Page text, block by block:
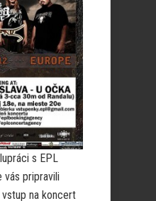
s EPL
vás pripravili
na koncert